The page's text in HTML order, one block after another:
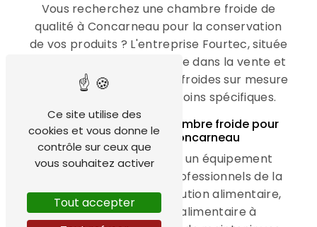
Vous recherchez une chambre froide de
qualité à Concarneau pour la conservation
de vos produits ? L'entreprise Fourtec, située
à Gouesnou, est spécialisée dans la vente et
l'installation de chambres froides sur mesure
pour répondre à vos besoins spécifiques.
Les avantages d'une chambre froide pour
votre activité à Concarneau
Une chambre froide est un équipement
indispensable pour les professionnels de la
restauration, de la distribution alimentaire,
ou de l'industrie agroalimentaire à
Ce site utilise des
cookies et vous donne le
contrôle sur ceux que
vous souhaitez activer
Tout accepter